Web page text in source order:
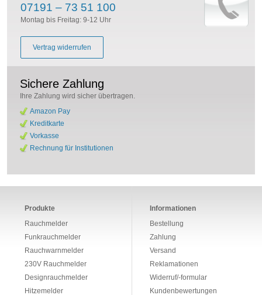
07191 – 73 51 100
Montag bis Freitag: 9-12 Uhr
Vertrag widerrufen
Sichere Zahlung
Ihre Zahlung wird sicher übertragen.
Amazon Pay
Kreditkarte
Vorkasse
Rechnung für Institutionen
Produkte
Rauchmelder
Funkrauchmelder
Rauchwarnmelder
230V Rauchmelder
Designrauchmelder
Hitzemelder
Informationen
Bestellung
Zahlung
Versand
Reklamationen
Widerruf/-formular
Kundenbewertungen